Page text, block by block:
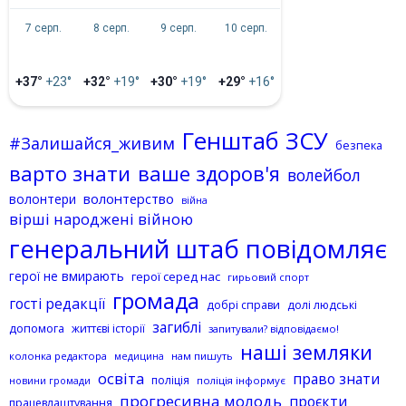
7 серп.
+37° +23°
8 серп.
+32° +19°
9 серп.
+30° +19°
10 серп.
+29° +16°
#Залишайся_живим Генштаб ЗСУ безпека
варто знати ваше здоров'я волейбол
волонтери волонтерство війна
вірші народжені війною
генеральний штаб повідомляє
герої не вмирають герої серед нас гирьовий спорт
гості редакції громада добрі справи долі людські
допомога життєві історії загиблі запитували? відповідаємо!
колонка редактора
медицина нам пишуть наші земляки
новини громади освіта поліція поліція інформує право знати
працевлаштування прогресивна молодь проєкти